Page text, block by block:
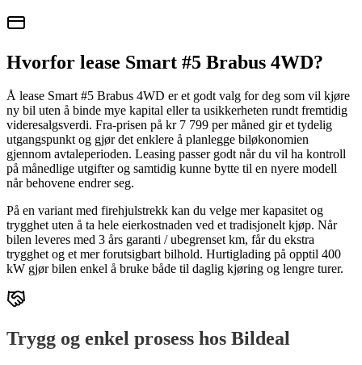
Hvorfor lease Smart #5 Brabus 4WD?
Å lease Smart #5 Brabus 4WD er et godt valg for deg som vil kjøre
ny bil uten å binde mye kapital eller ta usikkerheten rundt fremtidig
videresalgsverdi. Fra-prisen på kr 7 799 per måned gir et tydelig
utgangspunkt og gjør det enklere å planlegge biløkonomien
gjennom avtaleperioden. Leasing passer godt når du vil ha kontroll
på månedlige utgifter og samtidig kunne bytte til en nyere modell
når behovene endrer seg.
På en variant med firehjulstrekk kan du velge mer kapasitet og
trygghet uten å ta hele eierkostnaden ved et tradisjonelt kjøp. Når
bilen leveres med 3 års garanti / ubegrenset km, får du ekstra
trygghet og et mer forutsigbart bilhold. Hurtiglading på opptil 400
kW gjør bilen enkel å bruke både til daglig kjøring og lengre turer.
Trygg og enkel prosess hos Bildeal